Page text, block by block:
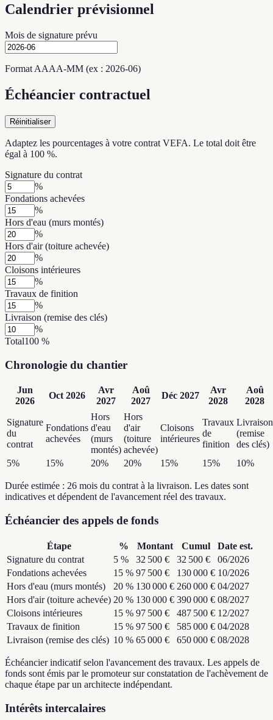
Calendrier prévisionnel
Mois de signature prévu
Format AAAA-MM (ex : 2026-06)
Échéancier contractuel
Réinitialiser
Adaptez les pourcentages à votre contrat VEFA. Le total doit être
égal à 100 %.
Signature du contrat
%
Fondations achevées
%
Hors d'eau (murs montés)
%
Hors d'air (toiture achevée)
%
Cloisons intérieures
%
Travaux de finition
%
Livraison (remise des clés)
%
Total100 %
Chronologie du chantier
Jun
2026
Oct 2026
Avr
2027
Aoû
2027
Déc 2027
Avr
2028
Aoû
2028
Signature
du
contrat
Fondations
achevées
Hors
d'eau
(murs
montés)
Hors
d'air
(toiture
achevée)
Cloisons
intérieures
Travaux
de
finition
Livraison
(remise
des clés)
5% 15% 20% 20% 15% 15% 10%
Durée estimée : 26 mois du contrat à la livraison. Les dates sont
indicatives et dépendent de l'avancement réel des travaux.
Échéancier des appels de fonds
Étape % Montant Cumul
Date est.
Signature du contrat
5 % 32 500 € 32 500 €
06/2026
Fondations achevées
15 % 97 500 € 130 000 € 10/2026
Hors d'eau (murs montés)
20 % 130 000 € 260 000 € 04/2027
Hors d'air (toiture achevée) 20 % 130 000 € 390 000 € 08/2027
Cloisons intérieures
15 % 97 500 € 487 500 € 12/2027
Travaux de finition
15 % 97 500 € 585 000 € 04/2028
Livraison (remise des clés) 10 % 65 000 € 650 000 € 08/2028
Échéancier indicatif selon l'avancement des travaux. Les appels de
fonds sont émis par le promoteur sur constatation de l'achèvement de
chaque étape par un architecte indépendant.
Intérêts intercalaires